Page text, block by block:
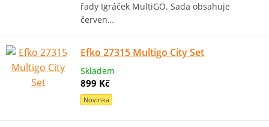
řady Igráček MultiGO. Sada obsahuje
červen…
Efko 27315 Multigo City Set
Skladem
899 Kč
Novinka